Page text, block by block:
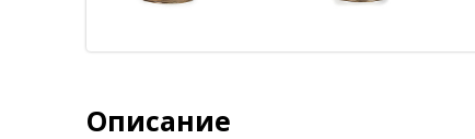
Описание